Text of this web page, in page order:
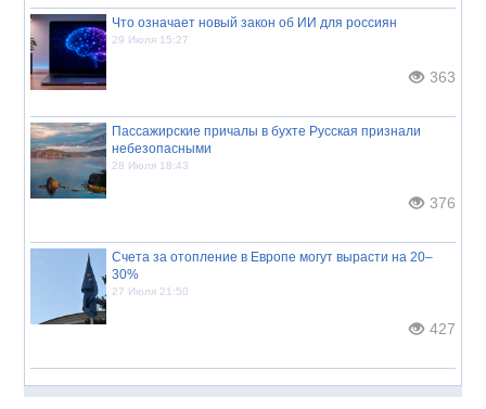
Что означает новый закон об ИИ для россиян
29 Июля 15:27
363
Пассажирские причалы в бухте Русская признали
небезопасными
28 Июля 18:43
376
Счета за отопление в Европе могут вырасти на 20–
30%
27 Июля 21:50
427